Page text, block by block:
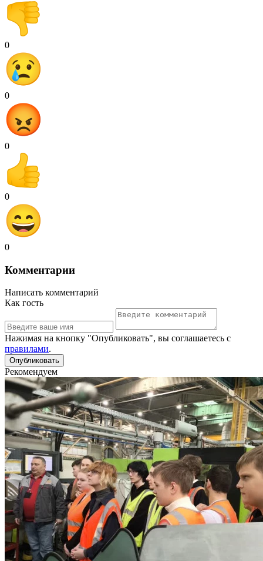
0
0
0
0
0
Комментарии
Написать комментарий
Как гость
Нажимая на кнопку "Опубликовать", вы соглашаетесь с
правилами.
Рекомендуем